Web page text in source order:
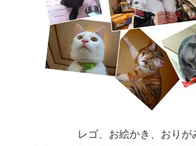
レゴ、お絵かき、おりが